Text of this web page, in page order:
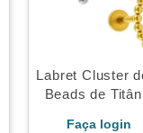
Labret Cluster
Beads de
Faça login